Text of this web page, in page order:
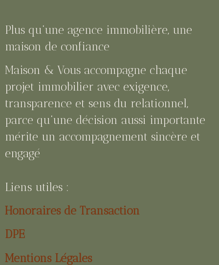
Plus qu’une agence immobilière, une
maison de confiance
Maison & Vous accompagne chaque
projet immobilier avec exigence,
transparence et sens du relationnel,
parce qu’une décision aussi importante
mérite un accompagnement sincère et
engagé
Liens utiles :
Honoraires de Transaction
DPE
Mentions Légales